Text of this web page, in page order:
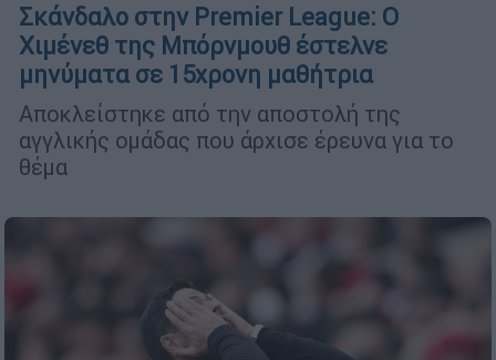
Σκάνδαλο στην Premier League: Ο
Χιμένεθ της Μπόρνμουθ έστελνε
μηνύματα σε 15χρονη μαθήτρια
Αποκλείστηκε από την αποστολή της
αγγλικής ομάδας που άρχισε έρευνα για το
θέμα